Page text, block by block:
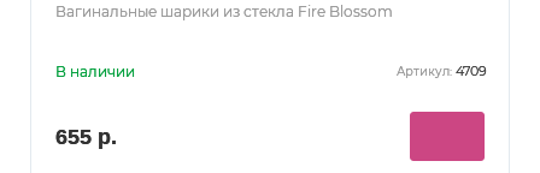
Вагинальные шарики из стекла Fire Blossom
В наличии Артикул: 4709
655 р.